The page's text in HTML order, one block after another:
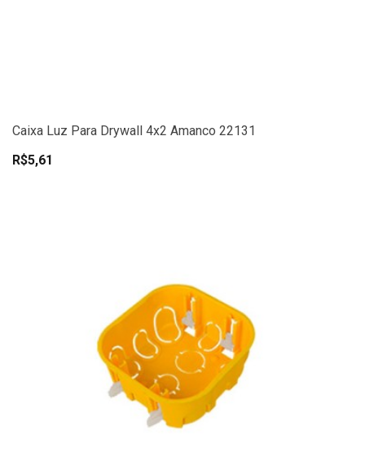
Caixa Luz Para Drywall 4x2 Amanco 22131
R$5,61